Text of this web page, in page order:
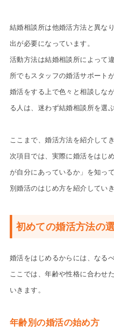
結婚相談所は他婚活方法と異な
出が必要になっています。
活動方法は結婚相談所によって
所でもスタッフの婚活サポート
婚活をする上で色々と相談しな
る人は、迷わず結婚相談所を選
ここまで、婚活方法を紹介してき
次項目では、実際に婚活をはじ
が自分にあっているか」を知っ
別婚活のはじめ方を紹介していき
初めての婚活方法の
婚活をはじめるからには、なる
ここでは、年齢や性格に合わせ
いきます。
年齢別の婚活の始め方